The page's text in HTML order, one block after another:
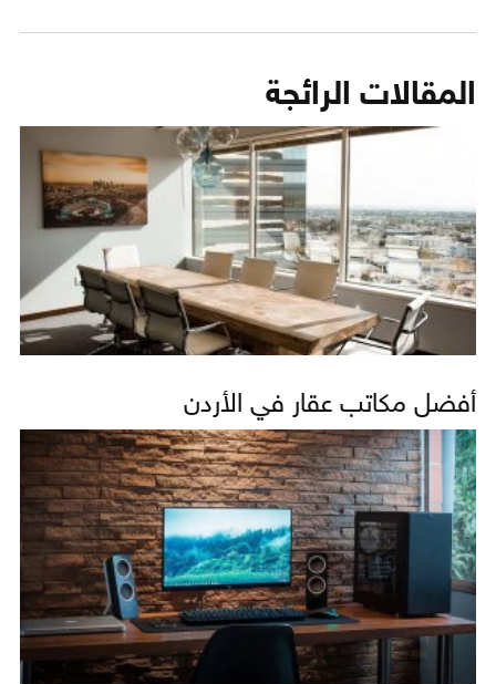
المقالات الرائجة
أفضل مكاتب عقار في الأردن